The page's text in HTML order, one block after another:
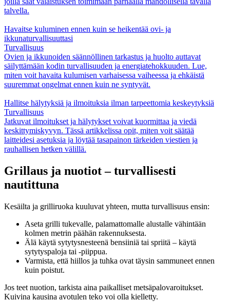
talvella.
Havaitse kuluminen ennen kuin se heikentää ovi- ja
ikkunaturvallisuuttasi
Turvallisuus
Ovien ja ikkunoiden säännöllinen tarkastus ja huolto auttavat
säilyttämään kodin turvallisuuden ja energiatehokkuuden. Lue,
miten voit havaita kulumisen varhaisessa vaiheessa ja ehkäistä
suuremmat ongelmat ennen kuin ne syntyvät.
Hallitse hälytyksiä ja ilmoituksia ilman tarpeettomia keskeytyksiä
Turvallisuus
Jatkuvat ilmoitukset ja hälytykset voivat kuormittaa ja viedä
keskittymiskyvyn. Tässä artikkelissa opit, miten voit säätää
laitteidesi asetuksia ja löytää tasapainon tärkeiden viestien ja
rauhallisen hetken välillä.
Grillaus ja nuotiot – turvallisesti
nautittuna
Kesäilta ja grilliruoka kuuluvat yhteen, mutta turvallisuus ensin:
Aseta grilli tukevalle, palamattomalle alustalle vähintään
kolmen metrin päähän rakennuksesta.
Älä käytä sytytysnesteenä bensiiniä tai spriitä – käytä
sytytyspaloja tai -piippua.
Varmista, että hiillos ja tuhka ovat täysin sammuneet ennen
kuin poistut.
Jos teet nuotion, tarkista aina paikalliset metsäpalovaroitukset.
Kuivina kausina avotulen teko voi olla kielletty.